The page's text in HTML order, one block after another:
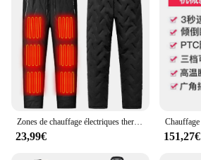
comfort, no matter the weather.
23,99€ 151,27€